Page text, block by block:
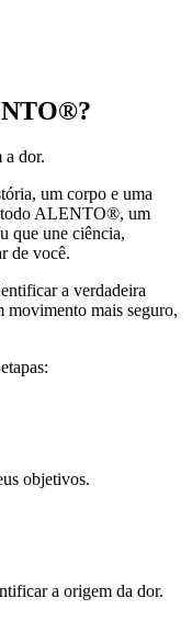
?
a dor.
um corpo e uma
ALENTO®, um
que une ciência,
de você.
a verdadeira
movimento mais seguro,
objetivos.
a origem da dor.